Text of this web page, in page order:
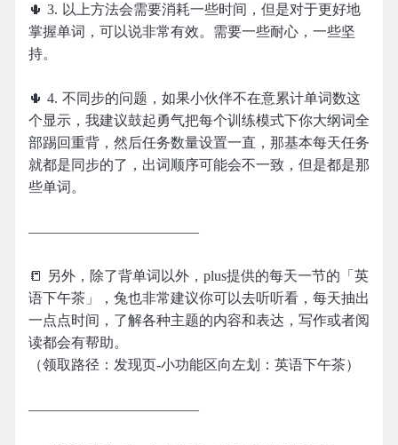
🌵 3. 以上方法会需要消耗一些时间，但是对于更好地
掌握单词，可以说非常有效。需要一些耐心，一些坚
持。
🌵 4. 不同步的问题，如果小伙伴不在意累计单词数这
个显示，我建议鼓起勇气把每个训练模式下你大纲词全
部踢回重背，然后任务数量设置一直，那基本每天任务
就都是同步的了，出词顺序可能会不一致，但是都是那
些单词。
————————————
📒 另外，除了背单词以外，plus提供的每天一节的「英
语下午茶」，兔也非常建议你可以去听听看，每天抽出
一点点时间，了解各种主题的内容和表达，写作或者阅
读都会有帮助。
（领取路径：发现页-小功能区向左划：英语下午茶）
————————————